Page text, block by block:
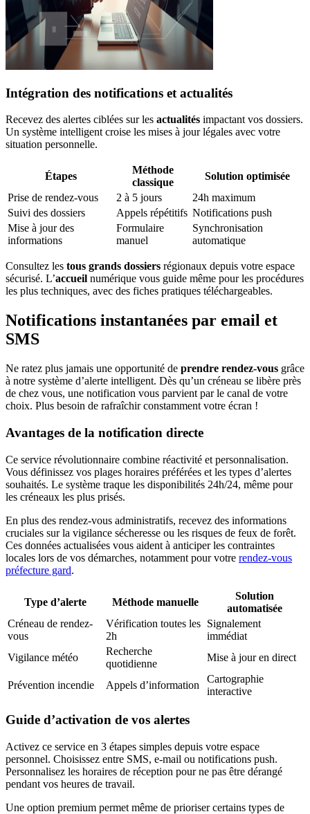
Intégration des notifications et actualités
Recevez des alertes ciblées sur les actualités impactant vos dossiers.
Un système intelligent croise les mises à jour légales avec votre
situation personnelle.
Étapes
Méthode
classique
Solution optimisée
Prise de rendez-vous
2 à 5 jours
24h maximum
Suivi des dossiers
Appels répétitifs Notifications push
Mise à jour des
informations
Formulaire
manuel
Synchronisation
automatique
Consultez les tous grands dossiers régionaux depuis votre espace
sécurisé. L’accueil numérique vous guide même pour les procédures
les plus techniques, avec des fiches pratiques téléchargeables.
Notifications instantanées par email et
SMS
Ne ratez plus jamais une opportunité de prendre rendez-vous grâce
à notre système d’alerte intelligent. Dès qu’un créneau se libère près
de chez vous, une notification vous parvient par le canal de votre
choix. Plus besoin de rafraîchir constamment votre écran !
Avantages de la notification directe
Ce service révolutionnaire combine réactivité et personnalisation.
Vous définissez vos plages horaires préférées et les types d’alertes
souhaités. Le système traque les disponibilités 24h/24, même pour
les créneaux les plus prisés.
En plus des rendez-vous administratifs, recevez des informations
cruciales sur la vigilance sécheresse ou les risques de feux de forêt.
Ces données actualisées vous aident à anticiper les contraintes
locales lors de vos démarches, notamment pour votre rendez-vous
préfecture gard.
Type d’alerte Méthode manuelle
Solution
automatisée
Créneau de rendez-
vous
Vérification toutes les
2h
Signalement
immédiat
Vigilance météo
Recherche
quotidienne
Mise à jour en direct
Prévention incendie Appels d’information
Cartographie
interactive
Guide d’activation de vos alertes
Activez ce service en 3 étapes simples depuis votre espace
personnel. Choisissez entre SMS, e-mail ou notifications push.
Personnalisez les horaires de réception pour ne pas être dérangé
pendant vos heures de travail.
Une option premium permet même de prioriser certains types de